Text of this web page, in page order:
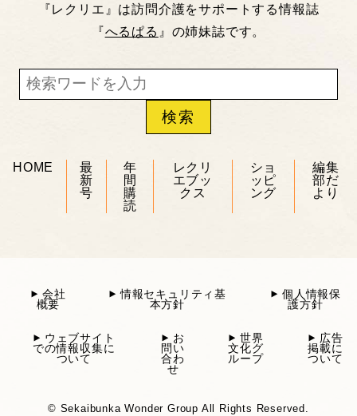
『レクリエ』は訪問介護をサポートする情報誌
『へるぱる 』の姉妹誌です。
HOME
最
新
号
年
間
購
読
レクリ
エブッ
クス
ショ
ッピ
ング
編集
部だ
より
会社
概要
情報セキュリティ基
本方針
個人情報保
護方針
ウェブサイト
での情報収集に
ついて
お
問い
合わ
せ
世界
文化グ
ループ
広告
掲載に
ついて
© Sekaibunka Wonder Group All Rights Reserved.